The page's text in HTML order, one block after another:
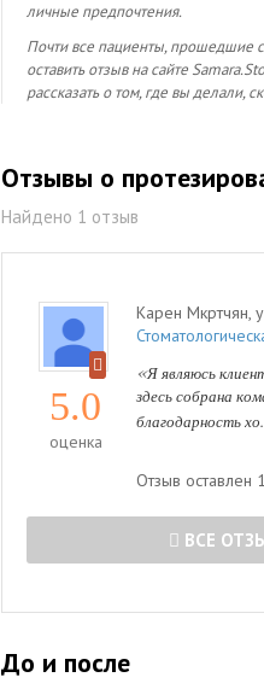
личные предпочтения.
Почти все пациенты, прошедшие
оставить отзыв на сайте
рассказать о том, где вы делали,
Отзывы о
Найдено 1 отзыв
5.0
оценка
Карен Мкртчян,
«Я являюсь
здесь собрана
благодарность
Отзыв оставлен
ВСЕ
До и после